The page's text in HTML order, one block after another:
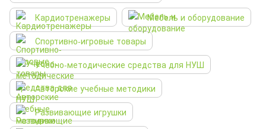
Кардиотренажеры
Мебель и оборудование
Спортивно-игровые товары
Учебно-методические средства для НУШ
Авторские учебные методики
Развивающие игрушки